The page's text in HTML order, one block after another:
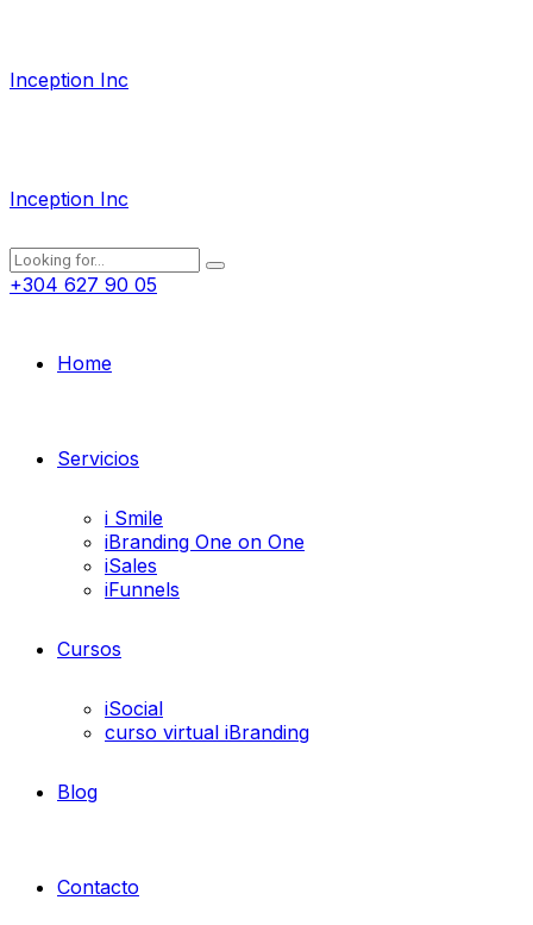
Inception Inc
Inception Inc
+304 627 90 05
Home
Servicios
i Smile
iBranding One on One
iSales
iFunnels
Cursos
iSocial
curso virtual iBranding
Blog
Contacto